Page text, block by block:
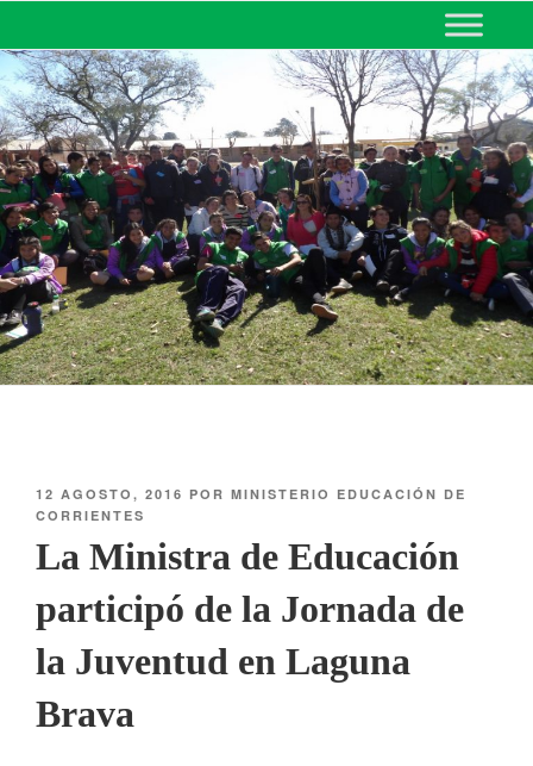
MINISTERIO DE EDUCACIÓN
DE CORRIENTES
12 AGOSTO, 2016 POR MINISTERIO EDUCACIÓN DE
CORRIENTES
La Ministra de Educación
participó de la Jornada de
la Juventud en Laguna
Brava